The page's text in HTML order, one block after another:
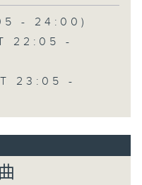
- 24:00)
22:05 -
23:05 -